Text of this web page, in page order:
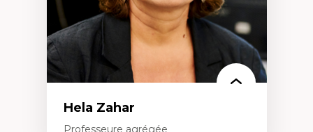
Hela Zahar
Professeure agrégée